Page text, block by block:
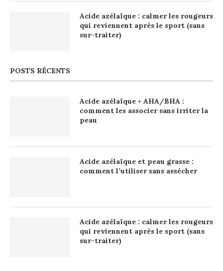
Acide azélaïque : calmer les rougeurs
qui reviennent après le sport (sans
sur-traiter)
POSTS RÉCENTS
Acide azélaïque + AHA/BHA :
comment les associer sans irriter la
peau
Acide azélaïque et peau grasse :
comment l’utiliser sans assécher
Acide azélaïque : calmer les rougeurs
qui reviennent après le sport (sans
sur-traiter)